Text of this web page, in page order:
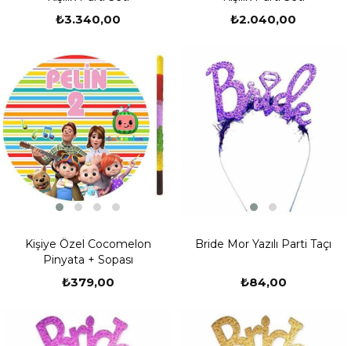
₺3.340,00 ₺2.040,00
Kişiye Özel Cocomelon
Pinyata + Sopası
₺379,00
Bride Mor Yazılı Parti Taçı
₺84,00